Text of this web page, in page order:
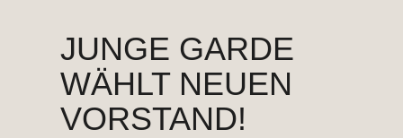
JUNGE GARDE
WÄHLT NEUEN
VORSTAND!